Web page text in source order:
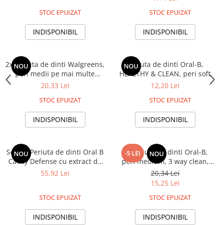
STOC EPUIZAT
INDISPONIBIL
STOC EPUIZAT
INDISPONIBIL
NOU
2x Periuta de dinti Walgreens,
peri medii pe mai multe
nivele, diferite culori
20,33 Lei
STOC EPUIZAT
INDISPONIBIL
NOU
Periuta de dinti Oral-B,
HEALTHY & CLEAN, peri soft
12,20 Lei
STOC EPUIZAT
INDISPONIBIL
NOU
Set 4 x Periuta de dinti Oral B
Cavity Defense cu extract de
carbune, peri medii
55,92 Lei
STOC EPUIZAT
INDISPONIBIL
-5 LEI NOU
3x Periuta de dinti Oral-B,
peri medium, 3 way clean,
diferite culori
20,34 Lei
15,25 Lei
STOC EPUIZAT
INDISPONIBIL